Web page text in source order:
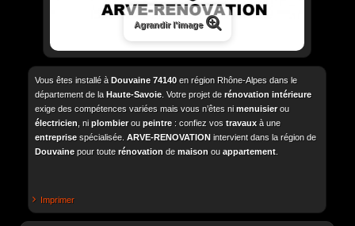
Agrandir l'image
Vous êtes installé à Douvaine 74140 en région Rhône-Alpes dans le
département de la Haute-Savoie . Votre projet de rénovation intérieure
exige des compétences variées mais vous n’êtes ni menuisierou
électricien , ni plombierou peintre : confiez vos travaux à une
entreprise spécialisée. ARVE-RENOVATION intervient dans la région de
Douvaine pour toute rénovation de maison ou appartement
Imprimer